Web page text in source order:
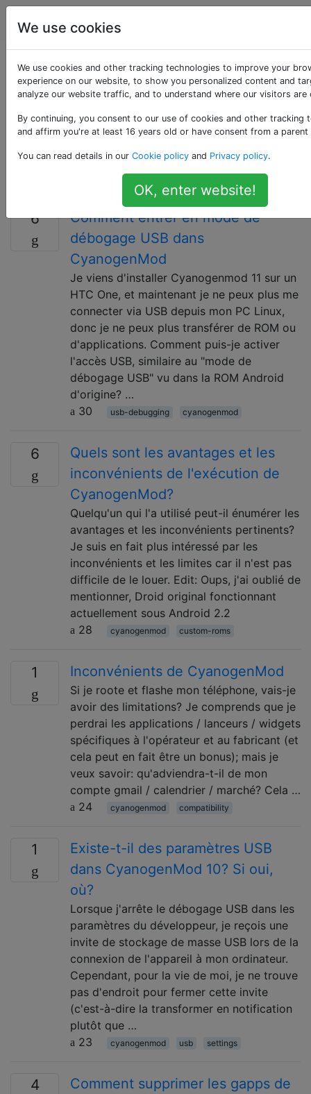
Android
Questions marquées
«cyanogenmod»
Pour des questions sur la ROM personnalisée
populaire. Ajoutez également une balise de version
Android spécifique pour la question spécifique à la
6
Comment entrer en mode de
débogage USB dans
CyanogenMod
Je viens d'installer Cyanogenmod 11 sur un
HTC One, et maintenant je ne peux plus me
connecter via USB depuis mon PC Linux,
donc je ne peux plus transférer de ROM ou
d'applications. Comment puis-je activer
l'accès USB, similaire au "mode de
débogage USB" vu dans la ROM Android
d'origine? …
30
usb-debugging cyanogenmod
6
Quels sont les avantages et les
inconvénients de l'exécution de
CyanogenMod?
Quelqu'un qui l'a utilisé peut-il énumérer les
avantages et les inconvénients pertinents?
Je suis en fait plus intéressé par les
inconvénients et les limites car il n'est pas
difficile de le louer. Edit: Oups, j'ai oublié de
mentionner, Droid original fonctionnant
actuellement sous Android 2.2
28
cyanogenmod custom-roms
1 Inconvénients de CyanogenMod
Si je roote et flashe mon téléphone, vais-je
avoir des limitations? Je comprends que je
perdrai les applications / lanceurs / widgets
spécifiques à l'opérateur et au fabricant (et
cela peut en fait être un bonus); mais je
veux savoir: qu'adviendra-t-il de mon
compte gmail / calendrier / marché? Cela …
24
cyanogenmod compatibility
1
Existe-t-il des paramètres USB
dans CyanogenMod 10? Si oui,
où?
Lorsque j'arrête le débogage USB dans les
paramètres du développeur, je reçois une
invite de stockage de masse USB lors de la
connexion de l'appareil à mon ordinateur.
Cependant, pour la vie de moi, je ne trouve
pas d'endroit pour fermer cette invite
(c'est-à-dire la transformer en notification
plutôt que …
23
cyanogenmod usb settings
4
Comment supprimer les gapps de
We use cookies
We use cookies and other tracking technologies to improve your
experience on our website, to show you personalized content and
analyze our website traffic, and to understand where our visitors are
By continuing, you consent to our use of cookies and other tracking
and affirm you're at least 16 years old or have consent from a parent
You can read details in our Cookie policy and Privacy policy.
OK, enter website!